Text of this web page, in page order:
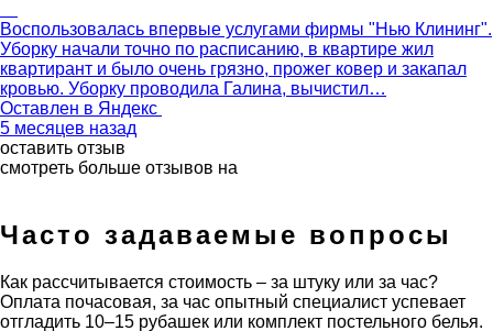
Воспользовалась впервые услугами фирмы "Нью Клининг".
Уборку начали точно по расписанию, в квартире жил
квартирант и было очень грязно, прожег ковер и закапал
кровью. Уборку проводила Галина, вычистил…
Оставлен в Яндекс
5 месяцев назад
оставить отзыв
смотреть больше отзывов на
Часто задаваемые вопросы
Как рассчитывается стоимость – за штуку или за час?
Оплата почасовая, за час опытный специалист успевает
отгладить 10–15 рубашек или комплект постельного белья.